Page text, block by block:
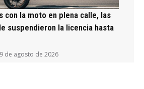
con la moto en plena calle, las
suspendieron la licencia hasta
de agosto de 2026